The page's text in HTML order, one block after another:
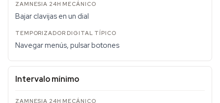
Bajar clavijas en un dial
Navegar menús, pulsar botones
Intervalo mínimo